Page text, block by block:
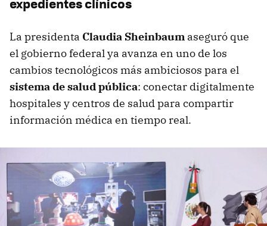
La presidenta Claudia Sheinbaum aseguró que
el gobierno federal ya avanza en uno de los
cambios tecnológicos más ambiciosos para el
sistema de salud pública: conectar digitalmente
hospitales y centros de salud para compartir
información médica en tiempo real.